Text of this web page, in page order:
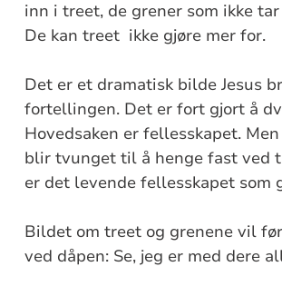
inn i treet, de grener som ikke
De kan treet ikke gjøre mer for.
Det er et dramatisk bilde Jesus
fortellingen. Det er fort gjort å
Hovedsaken er fellesskapet.
blir tvunget til å henge fast ved
er det levende fellesskapet
Bildet om treet og grenene vil
ved dåpen: Se, jeg er med dere